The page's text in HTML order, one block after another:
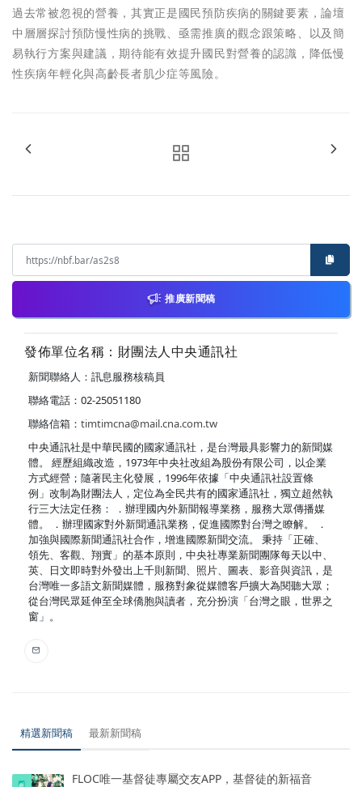
過去常被忽視的營養，其實正是國民預防疾病的關鍵要素，論壇
中層層探討預防慢性病的挑戰、亟需推廣的觀念跟策略、以及簡
易執行方案與建議，期待能有效提升國民對營養的認識，降低慢
性疾病年輕化與高齡長者肌少症等風險。
推廣新聞稿
發佈單位名稱：財團法人中央通訊社
新聞聯絡人：訊息服務核稿員
聯絡電話：02-25051180
聯絡信箱： timtimcna@mail.cna.com.tw
中央通訊社是中華民國的國家通訊社，是台灣最具影響力的新聞媒
體。 經歷組織改造，1973年中央社改組為股份有限公司，以企業
方式經營；隨著民主化發展，1996年依據「中央通訊社設置條
例」改制為財團法人，定位為全民共有的國家通訊社，獨立超然執
行三大法定任務： ．辦理國內外新聞報導業務，服務大眾傳播媒
體。 ．辦理國家對外新聞通訊業務，促進國際對台灣之瞭解。 ．
加強與國際新聞通訊社合作，增進國際新聞交流。 秉持「正確、
領先、客觀、翔實」的基本原則，中央社專業新聞團隊每天以中、
英、日文即時對外發出上千則新聞、照片、圖表、影音與資訊，是
台灣唯一多語文新聞媒體，服務對象從媒體客戶擴大為閱聽大眾；
從台灣民眾延伸至全球僑胞與讀者，充分扮演「台灣之眼，世界之
窗」。
精選新聞稿 最新新聞稿
FLOC唯一基督徒專屬交友APP，基督徒的新福音